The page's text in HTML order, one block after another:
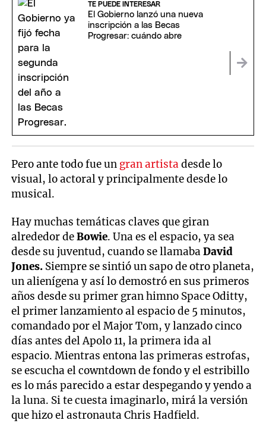
TE PUEDE INTERESAR
El Gobierno lanzó una nueva
inscripción a las Becas
Progresar: cuándo abre
Pero ante todo fue un gran artista desde lo
visual, lo actoral y principalmente desde lo
musical.
Hay muchas temáticas claves que giran
alrededor deBowie. Una es el espacio, ya sea
desde su juventud, cuando se llamabaDavid
Jones. Siempre se sintió un sapo de otro planeta,
un alienígena y así lo demostró en sus primeros
años desde su primer gran himno Space Oditty,
el primer lanzamiento al espacio de 5 minutos,
comandado por el Major Tom, y lanzado cinco
días antes del Apolo 11, la primera ida al
espacio. Mientras entona las primeras estrofas,
se escucha el cowntdown de fondo y el estribillo
es lo más parecido a estar despegando y yendo a
la luna. Si te cuesta imaginarlo, mirá la versión
que hizo el astronauta Chris Hadfield.